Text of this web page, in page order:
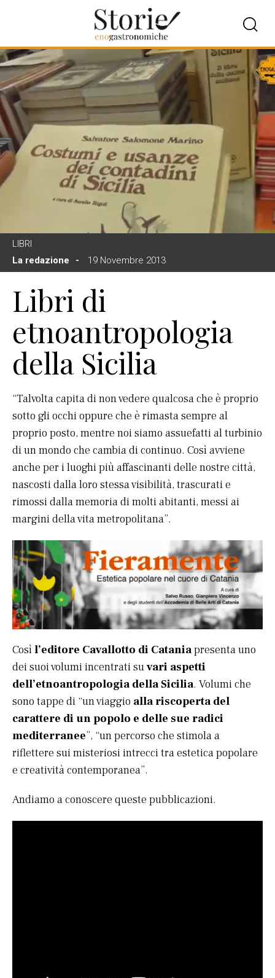
LIBRI
La redazione
19 Novembre 2013
Libri di
etnoantropologia
della Sicilia
“Talvolta capita di non vedere qualcosa che è proprio
sotto gli occhi oppure che è rimasta sempre al
proprio posto, mentre noi siamo assuefatti al turbinio
di un mondo che cambia di continuo. Così avviene
anche per i luoghi più affascinanti delle nostre città,
nascosti dalla loro stessa visibilità, trascurati e
rimossi dalla memoria di molti abitanti, messi ai
margini della vita metropolitana”.
Cosìl’editore Cavallotto di Cataniapresenta uno
dei suoi volumi incentrati suvari aspetti
dell’etnoantropologia della Sicilia. Volumi che
sono tappe di “un viaggio alla riscoperta del
carattere di un popolo e delle sue radici
mediterranee”, “un percorso che stimola a
riflettere sui misteriosi intrecci tra estetica popolare
e creatività contemporanea”.
Andiamo a conoscere queste pubblicazioni.